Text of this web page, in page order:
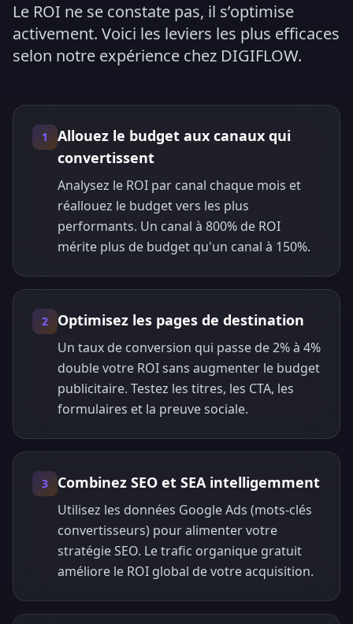
Le ROI ne se constate pas, il s’optimise
activement. Voici les leviers les plus efficaces
selon notre expérience chez DIGIFLOW.
1
Allouez le budget aux canaux qui
convertissent
Analysez le ROI par canal chaque mois et
réallouez le budget vers les plus
performants. Un canal à 800% de ROI
mérite plus de budget qu'un canal à 150%.
2 Optimisez les pages de destination
Un taux de conversion qui passe de 2% à 4%
double votre ROI sans augmenter le budget
publicitaire. Testez les titres, les CTA, les
formulaires et la preuve sociale.
3 Combinez SEO et SEA intelligemment
Utilisez les données Google Ads (mots-clés
convertisseurs) pour alimenter votre
stratégie SEO. Le trafic organique gratuit
améliore le ROI global de votre acquisition.